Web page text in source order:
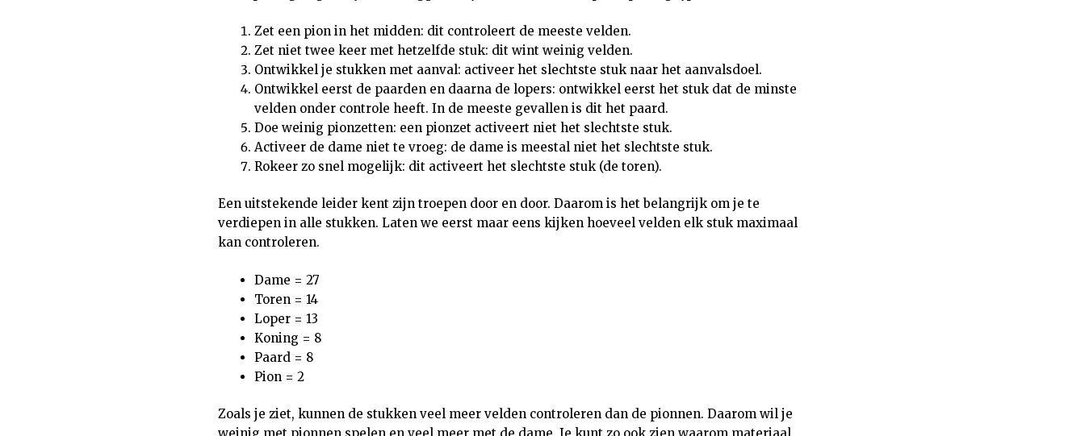
Zet een pion in het midden: dit controleert de meeste velden.
Zet niet twee keer met hetzelfde stuk: dit wint weinig velden.
Ontwikkel je stukken met aanval: activeer het slechtste stuk naar het aanvalsdoel.
Ontwikkel eerst de paarden en daarna de lopers: ontwikkel eerst het stuk dat de minste
velden onder controle heeft. In de meeste gevallen is dit het paard.
Doe weinig pionzetten: een pionzet activeert niet het slechtste stuk.
Activeer de dame niet te vroeg: de dame is meestal niet het slechtste stuk.
Rokeer zo snel mogelijk: dit activeert het slechtste stuk (de toren).
Een uitstekende leider kent zijn troepen door en door. Daarom is het belangrijk om je te
verdiepen in alle stukken. Laten we eerst maar eens kijken hoeveel velden elk stuk maximaal
kan controleren.
Dame = 27
Toren = 14
Loper = 13
Koning = 8
Paard = 8
Pion = 2
Zoals je ziet, kunnen de stukken veel meer velden controleren dan de pionnen. Daarom wil je